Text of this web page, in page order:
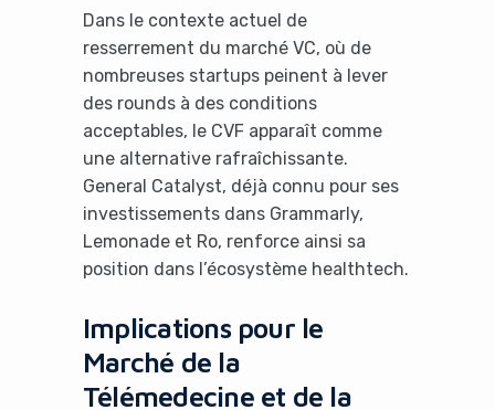
Dans le contexte actuel de
resserrement du marché VC, où de
nombreuses startups peinent à lever
des rounds à des conditions
acceptables, le CVF apparaît comme
une alternative rafraîchissante.
General Catalyst, déjà connu pour ses
investissements dans Grammarly,
Lemonade et Ro, renforce ainsi sa
position dans l’écosystème healthtech.
Implications pour le
Marché de la
Télémedecine et de la